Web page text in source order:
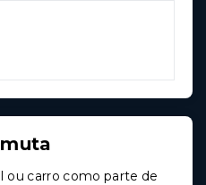
carro como parte de